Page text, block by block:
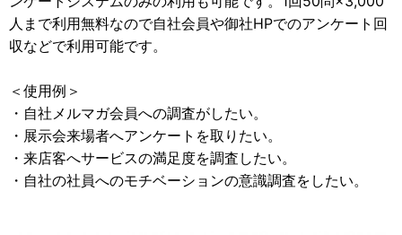
人まで利用無料なので自社会員や御社HPでのアンケート回
収などで利用可能です。
＜使用例＞
・自社メルマガ会員への調査がしたい。
・展示会来場者へアンケートを取りたい。
・来店客へサービスの満足度を調査したい。
・自社の社員へのモチベーションの意識調査をしたい。